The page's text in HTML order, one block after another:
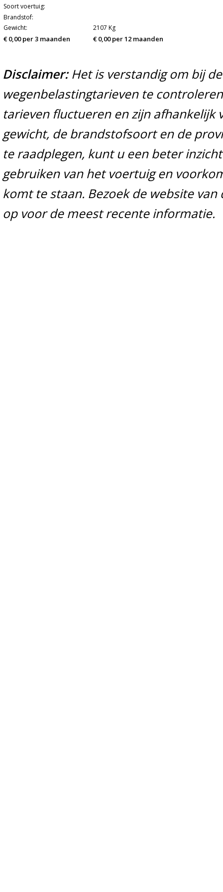
Soort voertuig:
Brandstof:
Gewicht:
2107 Kg
€ 0,00 per 3 maanden € 0,00 per 12 maanden
Disclaimer:Het is verstandig om bij
wegenbelastingtarieven te
tarieven fluctueren en zijn afhankelijk
gewicht, de brandstofsoort en de
te raadplegen, kunt u een beter
gebruiken van het voertuig en
komt te staan. Bezoek de website
op voor de meest recente informatie.